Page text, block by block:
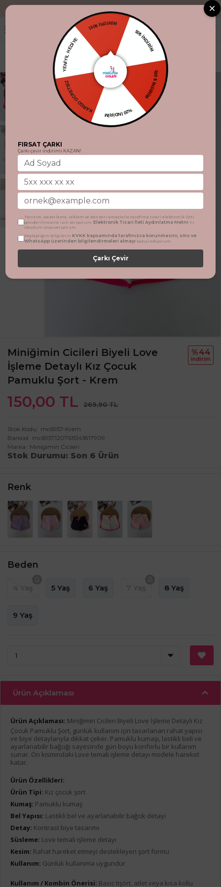
"Aynı gün
Miniğimin Cicileri Biyeli Love
İşleme Detaylı Kız Çocuk
Pamuklu Şort - Krem
150,00 TL 269,90 TL
%44
i̇ndi̇ri̇m
Stok Kodu
mc6957-Krem
Barkod
mc69571207615141817909
Marka
Minigimin Cicileri
Stok Durumu Son 6 Ürün
Renk
Beden
5 Yaş 6 Yaş 8 Yaş
9 Yaş
Ürün Açıklaması
Ürün Açıklaması: Miniğimin Cicileri Biyeli Love İşleme Detaylı Kız
Çocuk Pamuklu Şort, günlük kullanım için tasarlanan rahat yapısı
ve biye detaylarıyla dikkat çeker. Pamuklu kumaşı, lastikli beli ve
ayarlanabilir bağcığı sayesinde gün boyu konforlu bir kullanım
sunar. Ön kısmındaki Love temalı işleme detayı modele hareket
katar.
Ürün Özellikleri:
Ürün Tipi: Kız çocuk şort
Kumaş: Pamuklu kumaş
Bel Yapısı: Lastikli bel ve ayarlanabilir bağcık detayı
Detay: Kontrast biye tasarımı
Süsleme: Love temalı işleme detayı
Kesim: Rahat hareket etmeyi destekleyen şort formu
Kullanım: Günlük kullanıma uygundur
Kullanım / Kombin Önerisi: Basic tişört, atlet veya kısa kollu
150₺ İNDİRİM
50₺ İNDİRİM
100 ₺ İNDİRİM
%20 İNDİRİM
KARGO ÜCRETSİZ
YENİYIL HEDİYE
FIRSAT ÇARKI
Çarkı çevir indirimi KAZAN!
Tanıtım, pazarlama, reklam ve benzeri amaçlarla tarafıma ticari elektronik ileti
gönderilmesine izin veriyorum. Elektronik Ticari İleti Aydınlatma Metni 'ni
okudum onay veriyorum.
Paylaştığım bilgilerin KVKK kapsamında tarafınızca korunmasını, sms ve
WhatsApp üzerinden bilgilendirmeleri almayı kabul ediyorum.
Çarkı Çevir